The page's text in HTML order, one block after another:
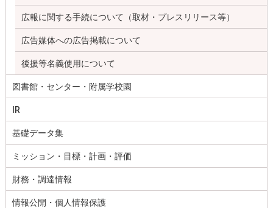
広報に関する手続について（取材・プレスリリース等）
広告媒体への広告掲載について
後援等名義使用について
図書館・センター・附属学校園
IR
基礎データ集
ミッション・目標・計画・評価
財務・調達情報
情報公開・個人情報保護